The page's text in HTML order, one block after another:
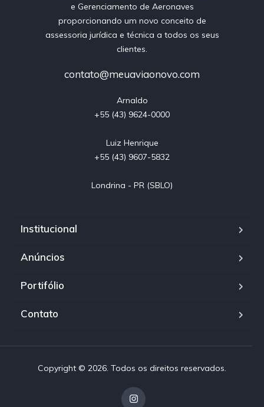
e Gerenciamento de Aeronaves
proporcionando um novo conceito de
assessoria jurídica e técnica a todos os seus
clientes.
contato@meuaviaonovo.com
Arnaldo
+55 (43) 9624-0000
Luiz Henrique
+55 (43) 9607-5832
Londrina - PR (SBLO)
Institucional
Anúncios
Portifólio
Contato
Copyright © 2026. Todos os direitos reservados.